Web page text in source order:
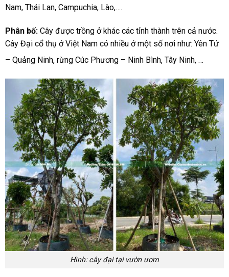
Nam, Thái Lan, Campuchia, Lào,….
Phân bố:Cây được trồng ở khác các tỉnh thành trên cả nước.
Cây Đại cổ thụ ở Việt Nam có nhiều ở một số nơi như: Yên Tử
– Quảng Ninh, rừng Cúc Phương – Ninh Bình, Tây Ninh, …
Hình: cây đại tại vườn ươm